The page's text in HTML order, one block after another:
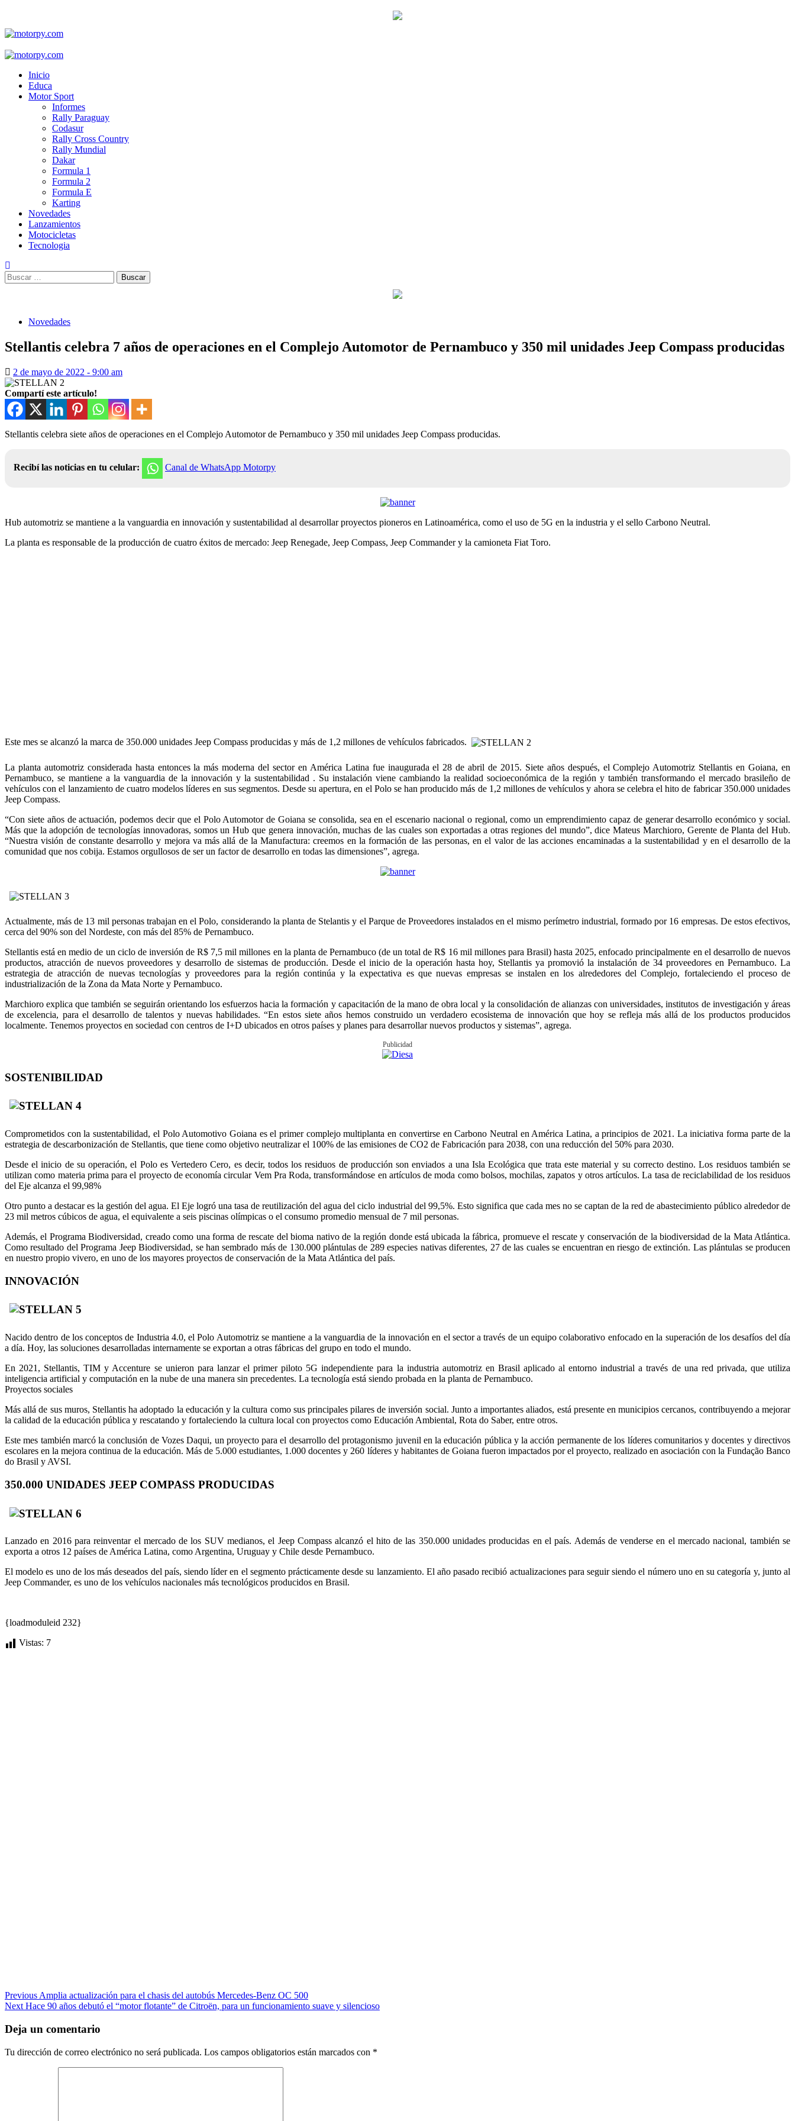
content
Primary
Inicio
Educa
Motor Sport
Informes
Rally Paraguay
Codasur
Rally Cross Country
Rally Mundial
Dakar
Formula 1
Formula 2
Formula E
Karting
Novedades
Lanzamientos
Motocicletas
Tecnologia
Buscar:
Novedades
Stellantis celebra 7 años de operaciones en el Complejo Automotor de Pernambuco y 350 mil unidades Jeep Compass producidas
2 de mayo de 2022 - 9:00 am
Compartí este artículo!
Stellantis celebra siete años de operaciones en el Complejo Automotor de Pernambuco y 350 mil unidades Jeep Compass producidas.
Recibí las noticias en tu celular: Canal de WhatsApp Motorpy
Hub automotriz se mantiene a la vanguardia en innovación y sustentabilidad al desarrollar proyectos pioneros en Latinoamérica, como el uso de 5G en la industria y el sello Carbono Neutral.
La planta es responsable de la producción de cuatro éxitos de mercado: Jeep Renegade, Jeep Compass, Jeep Commander y la camioneta Fiat Toro.
Este mes se alcanzó la marca de 350.000 unidades Jeep Compass producidas y más de 1,2 millones de vehículos fabricados.
La planta automotriz considerada hasta entonces la más moderna del sector en América Latina fue inaugurada el 28 de abril de 2015. Siete años después, el Complejo Automotriz Stellantis en Goiana, en
Pernambuco, se mantiene a la vanguardia de la innovación y la sustentabilidad . Su instalación viene cambiando la realidad socioeconómica de la región y también transformando el mercado brasileño de
vehículos con el lanzamiento de cuatro modelos líderes en sus segmentos. Desde su apertura, en el Polo se han producido más de 1,2 millones de vehículos y ahora se celebra el hito de fabricar 350.000 unidades
Jeep Compass.
“Con siete años de actuación, podemos decir que el Polo Automotor de Goiana se consolida, sea en el escenario nacional o regional, como un emprendimiento capaz de generar desarrollo económico y social.
Más que la adopción de tecnologías innovadoras, somos un Hub que genera innovación, muchas de las cuales son exportadas a otras regiones del mundo”, dice Mateus Marchioro, Gerente de Planta del Hub.
“Nuestra visión de constante desarrollo y mejora va más allá de la Manufactura: creemos en la formación de las personas, en el valor de las acciones encaminadas a la sustentabilidad y en el desarrollo de la
comunidad que nos cobija. Estamos orgullosos de ser un factor de desarrollo en todas las dimensiones”, agrega.
Actualmente, más de 13 mil personas trabajan en el Polo, considerando la planta de Stelantis y el Parque de Proveedores instalados en el mismo perímetro industrial, formado por 16 empresas. De estos efectivos,
cerca del 90% son del Nordeste, con más del 85% de Pernambuco.
Stellantis está en medio de un ciclo de inversión de R$ 7,5 mil millones en la planta de Pernambuco (de un total de R$ 16 mil millones para Brasil) hasta 2025, enfocado principalmente en el desarrollo de nuevos
productos, atracción de nuevos proveedores y desarrollo de sistemas de producción. Desde el inicio de la operación hasta hoy, Stellantis ya promovió la instalación de 34 proveedores en Pernambuco. La
estrategia de atracción de nuevas tecnologías y proveedores para la región continúa y la expectativa es que nuevas empresas se instalen en los alrededores del Complejo, fortaleciendo el proceso de
industrialización de la Zona da Mata Norte y Pernambuco.
Marchioro explica que también se seguirán orientando los esfuerzos hacia la formación y capacitación de la mano de obra local y la consolidación de alianzas con universidades, institutos de investigación y áreas
de excelencia, para el desarrollo de talentos y nuevas habilidades. “En estos siete años hemos construido un verdadero ecosistema de innovación que hoy se refleja más allá de los productos producidos
localmente. Tenemos proyectos en sociedad con centros de I+D ubicados en otros países y planes para desarrollar nuevos productos y sistemas”, agrega.
Publicidad
SOSTENIBILIDAD
Comprometidos con la sustentabilidad, el Polo Automotivo Goiana es el primer complejo multiplanta en convertirse en Carbono Neutral en América Latina, a principios de 2021. La iniciativa forma parte de la
estrategia de descarbonización de Stellantis, que tiene como objetivo neutralizar el 100% de las emisiones de CO2 de Fabricación para 2038, con una reducción del 50% para 2030.
Desde el inicio de su operación, el Polo es Vertedero Cero, es decir, todos los residuos de producción son enviados a una Isla Ecológica que trata este material y su correcto destino. Los residuos también se
utilizan como materia prima para el proyecto de economía circular Vem Pra Roda, transformándose en artículos de moda como bolsos, mochilas, zapatos y otros artículos. La tasa de reciclabilidad de los residuos
del Eje alcanza el 99,98%
Otro punto a destacar es la gestión del agua. El Eje logró una tasa de reutilización del agua del ciclo industrial del 99,5%. Esto significa que cada mes no se captan de la red de abastecimiento público alrededor de
23 mil metros cúbicos de agua, el equivalente a seis piscinas olímpicas o el consumo promedio mensual de 7 mil personas.
Además, el Programa Biodiversidad, creado como una forma de rescate del bioma nativo de la región donde está ubicada la fábrica, promueve el rescate y conservación de la biodiversidad de la Mata Atlántica.
Como resultado del Programa Jeep Biodiversidad, se han sembrado más de 130.000 plántulas de 289 especies nativas diferentes, 27 de las cuales se encuentran en riesgo de extinción. Las plántulas se producen
en nuestro propio vivero, en uno de los mayores proyectos de conservación de la Mata Atlántica del país.
INNOVACIÓN
Nacido dentro de los conceptos de Industria 4.0, el Polo Automotriz se mantiene a la vanguardia de la innovación en el sector a través de un equipo colaborativo enfocado en la superación de los desafíos del día
a día. Hoy, las soluciones desarrolladas internamente se exportan a otras fábricas del grupo en todo el mundo.
En 2021, Stellantis, TIM y Accenture se unieron para lanzar el primer piloto 5G independiente para la industria automotriz en Brasil aplicado al entorno industrial a través de una red privada, que utiliza
inteligencia artificial y computación en la nube de una manera sin precedentes. La tecnología está siendo probada en la planta de Pernambuco.
Proyectos sociales
Más allá de sus muros, Stellantis ha adoptado la educación y la cultura como sus principales pilares de inversión social. Junto a importantes aliados, está presente en municipios cercanos, contribuyendo a mejorar
la calidad de la educación pública y rescatando y fortaleciendo la cultura local con proyectos como Educación Ambiental, Rota do Saber, entre otros.
Este mes también marcó la conclusión de Vozes Daqui, un proyecto para el desarrollo del protagonismo juvenil en la educación pública y la acción permanente de los líderes comunitarios y docentes y directivos
escolares en la mejora continua de la educación. Más de 5.000 estudiantes, 1.000 docentes y 260 líderes y habitantes de Goiana fueron impactados por el proyecto, realizado en asociación con la Fundação Banco
do Brasil y AVSI.
350.000 UNIDADES JEEP COMPASS PRODUCIDAS
Lanzado en 2016 para reinventar el mercado de los SUV medianos, el Jeep Compass alcanzó el hito de las 350.000 unidades producidas en el país. Además de venderse en el mercado nacional, también se
exporta a otros 12 países de América Latina, como Argentina, Uruguay y Chile desde Pernambuco.
El modelo es uno de los más deseados del país, siendo líder en el segmento prácticamente desde su lanzamiento. El año pasado recibió actualizaciones para seguir siendo el número uno en su categoría y, junto al
Jeep Commander, es uno de los vehículos nacionales más tecnológicos producidos en Brasil.
{loadmoduleid 232}
Vistas: 7
Continue
Reading
Previous Amplia actualización para el chasis del autobús Mercedes-Benz OC 500
Next Hace 90 años debutó el “motor flotante” de Citroën, para un funcionamiento suave y silencioso
Deja un comentario
Tu dirección de correo electrónico no será publicada. Los campos obligatorios están marcados con *